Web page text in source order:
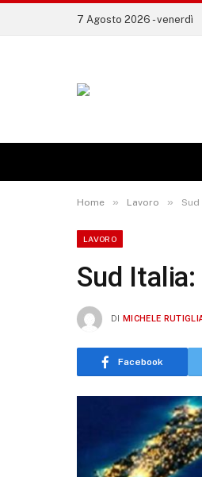
7 Agosto 2026 - venerdì
Home » Lavoro »
LAVORO
Sud
DI MICHELE
Facebook